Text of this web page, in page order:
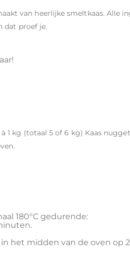
van heerlijke smeltkaas. Alle
dat proef je.
1 kg (totaal 5 of 6 kg) Kaas
180°C gedurende:
het midden van de oven op